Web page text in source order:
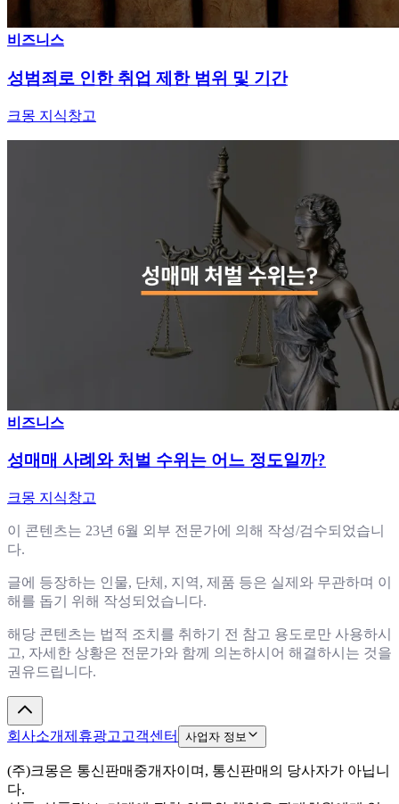
비즈니스
성범죄로 인한 취업 제한 범위 및 기간
크몽 지식창고
비즈니스
성매매 사례와 처벌 수위는 어느 정도일까?
크몽 지식창고
이 콘텐츠는 23년 6월 외부 전문가에 의해 작성/검수되었습니
다.
글에 등장하는 인물, 단체, 지역, 제품 등은 실제와 무관하며 이
해를 돕기 위해 작성되었습니다.
해당 콘텐츠는 법적 조치를 취하기 전 참고 용도로만 사용하시
고, 자세한 상황은 전문가와 함께 의논하시어 해결하시는 것을
권유드립니다.
회사소개제휴광고 고객센터 사업자 정보
(주)크몽은 통신판매중개자이며, 통신판매의 당사자가 아닙니
다.